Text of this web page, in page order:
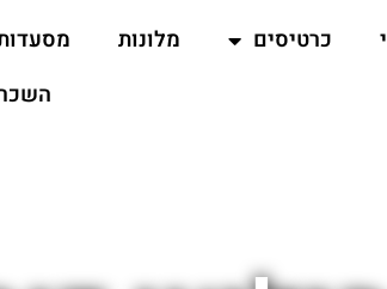
כרטיסים מלונות